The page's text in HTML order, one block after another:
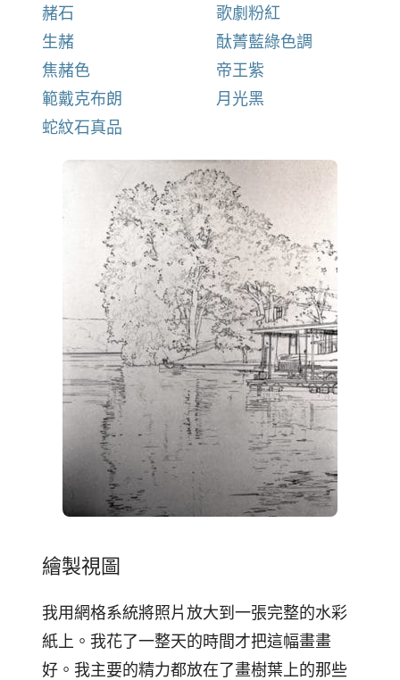
赭石
生赭
焦赭色
範戴克布朗
蛇紋石真品
歌劇粉紅
酞菁藍綠色調
帝王紫
月光黑
繪製視圖
我用網格系統將照片放大到一張完整的水彩
紙上。我花了一整天的時間才把這幅畫畫
好。我主要的精力都放在了畫樹葉上的那些